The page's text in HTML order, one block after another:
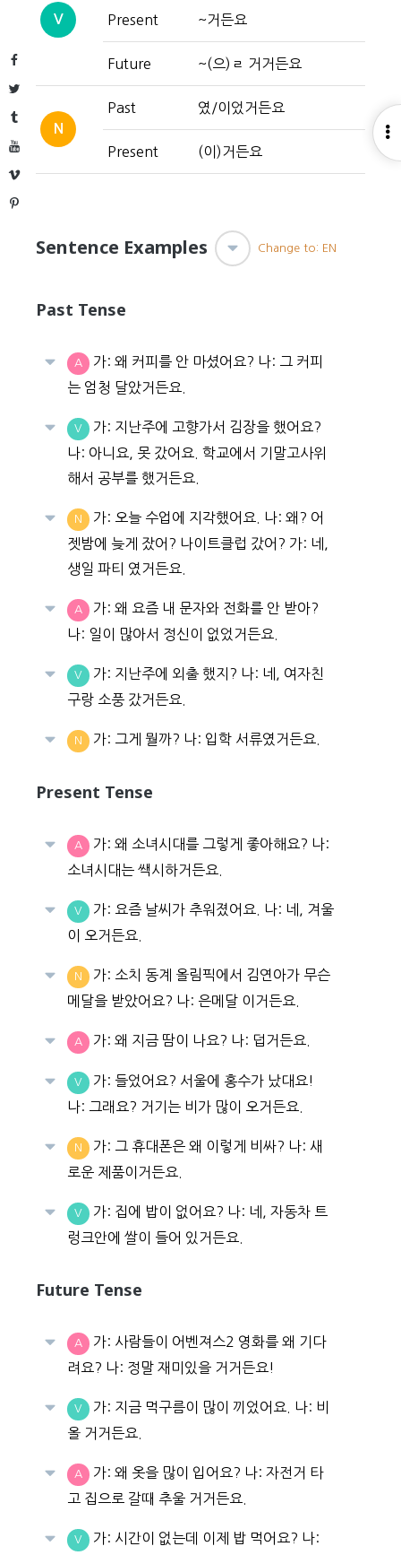
Facebook
Twitter
Tumblr
YouTube
Vimeo
Pinterest
V Present ~거든요
Future ~(으)ㄹ 거거든요
N
Past 였/이었거든요
Present (이)거든요
Sentence Examples Change to: EN
Past Tense
A
가: 왜 커피를 안 마셨어요? 나: 그 커피
는 엄청 달았거든요.
V
가: 지난주에 고향가서 김장을 했어요?
나: 아니요, 못 갔어요. 학교에서 기말고사위
해서 공부를 했거든요.
N
가: 오늘 수업에 지각했어요. 나: 왜? 어
젯밤에 늦게 잤어? 나이트클럽 갔어? 가: 네,
생일 파티 였거든요.
A
가: 왜 요즘 내 문자와 전화를 안 받아?
나: 일이 많아서 정신이 없었거든요.
V
가: 지난주에 외출 했지? 나: 네, 여자친
구랑 소풍 갔거든요.
N 가: 그게 뭘까? 나: 입학 서류였거든요.
Present Tense
A
가: 왜 소녀시대를 그렇게 좋아해요? 나:
소녀시대는 쌕시하거든요.
V
가: 요즘 날씨가 추워졌어요. 나: 네, 겨울
이 오거든요.
N
가: 소치 동계 올림픽에서 김연아가 무슨
메달을 받았어요? 나: 은메달 이거든요.
A 가: 왜 지금 땀이 나요? 나: 덥거든요.
V
가: 들었어요? 서울에 홍수가 났대요!
나: 그래요? 거기는 비가 많이 오거든요.
N
가: 그 휴대폰은 왜 이렇게 비싸? 나: 새
로운 제품이거든요.
V
가: 집에 밥이 없어요? 나: 네, 자동차 트
렁크안에 쌀이 들어 있거든요.
Future Tense
A
가: 사람들이 어벤져스2 영화를 왜 기다
려요? 나: 정말 재미있을 거거든요!
V
가: 지금 먹구름이 많이 끼었어요. 나: 비
올 거거든요.
A
가: 왜 옷을 많이 입어요? 나: 자전거 타
고 집으로 갈때 추울 거거든요.
V
가: 시간이 없는데 이제 밥 먹어요? 나: